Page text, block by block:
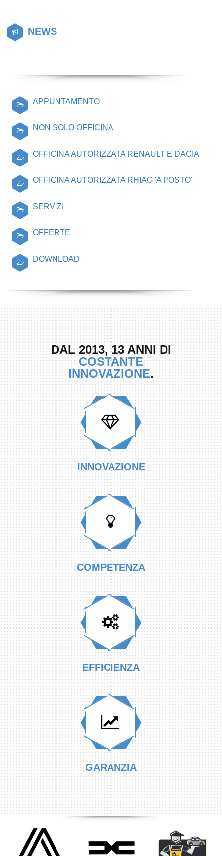
NEWS
APPUNTAMENTO
NON SOLO OFFICINA
OFFICINA AUTORIZZATA RENAULT E DACIA
OFFICINA AUTORIZZATA RHIAG 'A POSTO'
SERVIZI
OFFERTE
DOWNLOAD
DAL 2013, 13 ANNI DI
COSTANTE
INNOVAZIONE.
INNOVAZIONE
COMPETENZA
EFFICIENZA
GARANZIA